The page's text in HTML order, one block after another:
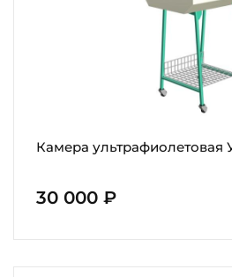
Камера ультрафиолетовая
30 000 ₽